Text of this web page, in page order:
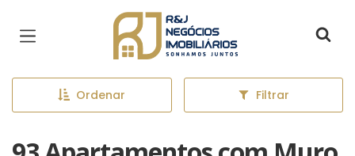
Página inicial
Ordenar Filtrar